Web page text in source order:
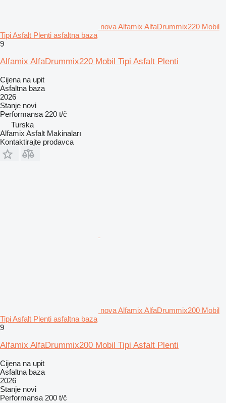
nova Alfamix AlfaDrummix220 Mobil
Tipi Asfalt Plenti asfaltna baza
9
Alfamix AlfaDrummix220 Mobil Tipi Asfalt Plenti
Cijena na upit
Asfaltna baza
2026
Stanje novi
Performansa 220 t/č
Turska
Alfamix Asfalt Makinaları
Kontaktirajte prodavca
nova Alfamix AlfaDrummix200 Mobil
Tipi Asfalt Plenti asfaltna baza
9
Alfamix AlfaDrummix200 Mobil Tipi Asfalt Plenti
Cijena na upit
Asfaltna baza
2026
Stanje novi
Performansa 200 t/č